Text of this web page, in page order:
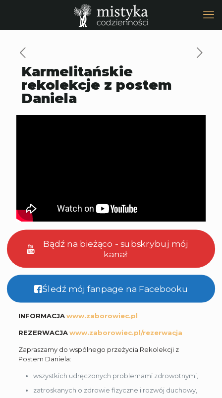
Karmelitańskie
rekolekcje z postem
Daniela
Bądź na bieżąco - subskrybuj mój
kanał
Śledź mój fanpage na Facebooku
INFORMACJAwww.zaborowiec.pl
REZERWACJAwww.zaborowiec.pl/rezerwacja
Zapraszamy do wspólnego przeżycia Rekolekcji z
Postem Daniela:
wszystkich udręczonych problemami zdrowotnymi,
zatroskanych o zdrowie fizyczne i rozwój duchowy,